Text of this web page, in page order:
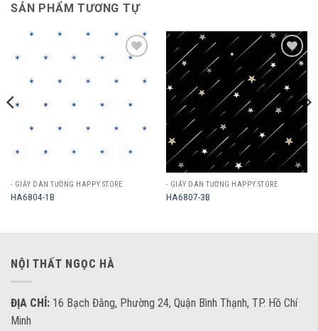
SẢN PHẨM TƯƠNG TỰ
wishlist
- GIẤY DÁN TƯỜNG HAPPY STORE
HA6804-1B
Add to
wishlist
- GIẤY DÁN TƯỜNG HAPPY STORE
HA6807-3B
NỘI THẤT NGỌC HÀ
ĐỊA CHỈ: 16 Bạch Đằng, Phường 24, Quận Bình Thạnh, TP. Hồ Chí
Minh